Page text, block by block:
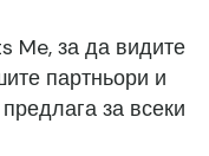
Me, за да видите
партньори и
за всеки